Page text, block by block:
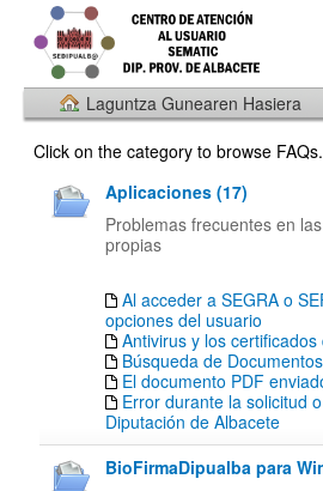
Laguntza Gunearen Hasiera
Click on the category to browse FAQs.
Aplicaciones (17)
Problemas frecuentes en
propias
Al acceder a SEGRA o
opciones del usuario
Antivirus y los
Búsqueda de
El documento PDF
Error durante la solicitud
Diputación de Albacete
BioFirmaDipualba para